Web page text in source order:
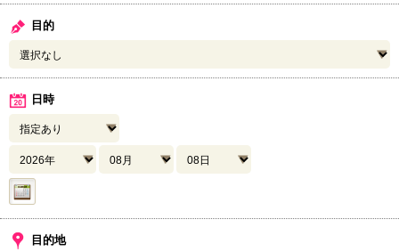
目的
日時
目的地